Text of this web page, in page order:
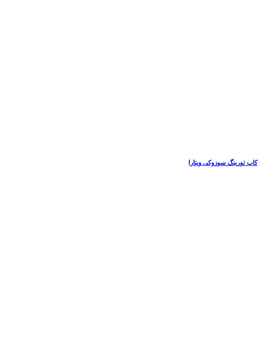
کاپ تورینگ سوزوکی ویتارا